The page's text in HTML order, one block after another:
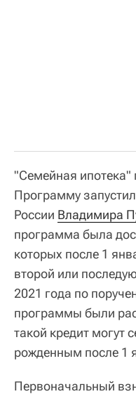
"Семейная ипотека"
Программу
России Владимира
программа была
которых после 1
второй или
2021 года по
программы были
такой кредит могут
рожденным после 1
Первоначальный